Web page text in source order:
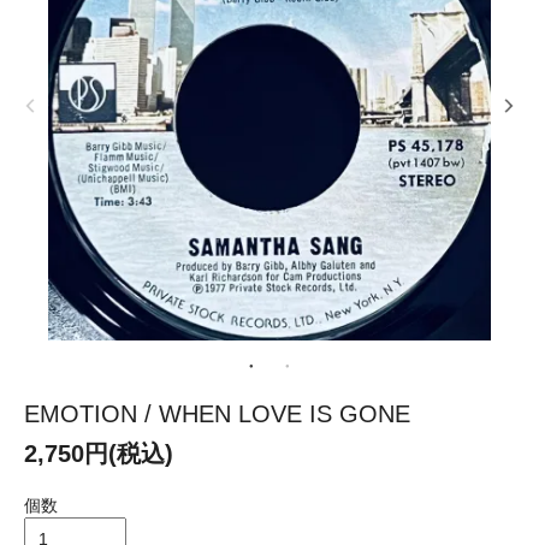
EMOTION / WHEN LOVE IS GONE
2,750円(税込)
個数